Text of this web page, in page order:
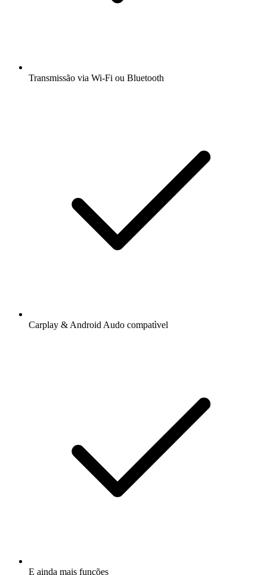
Transmissão via Wi-Fi ou Bluetooth
Carplay & Android Audo compatìvel
E ainda mais funções